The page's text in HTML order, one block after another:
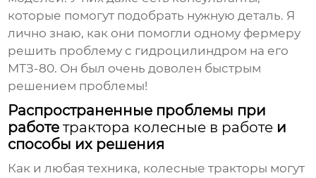
которые помогут подобрать нужную деталь. Я
лично знаю, как они помогли одному фермеру
решить проблему с гидроцилиндром на его
МТЗ-80. Он был очень доволен быстрым
решением проблемы!
Распространенные проблемы при
работетрактора колесные в работе и
способы их решения
Как и любая техника, колесные тракторы могут